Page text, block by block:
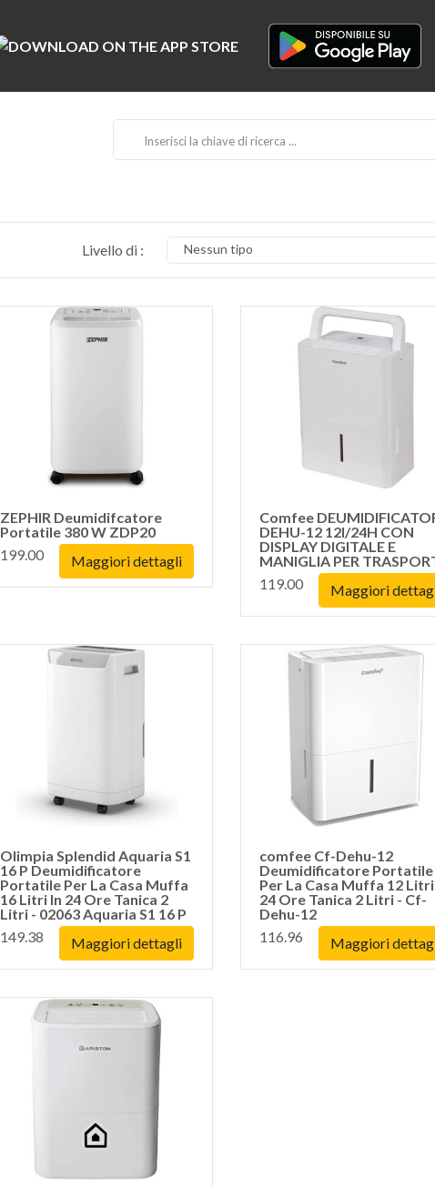
Livello di : Nessun tipo
ZEPHIR Deumidifcatore
Portatile 380 W ZDP20
199.00
Maggiori dettagli
Comfee
DEHU-12 12l/24H CON
DISPLAY DIGITALE E
MANIGLIA PER
119.00
Maggiori
Olimpia Splendid Aquaria S1
16 P Deumidificatore
Portatile Per La Casa Muffa
16 Litri In 24 Ore Tanica 2
Litri - 02063 Aquaria S1 16 P
149.38
Maggiori dettagli
comfee Cf-Dehu-12
Deumidificatore Portatile
Per La Casa Muffa 12 Litri
24 Ore Tanica 2 Litri - Cf-
Dehu-12
116.96
Maggiori